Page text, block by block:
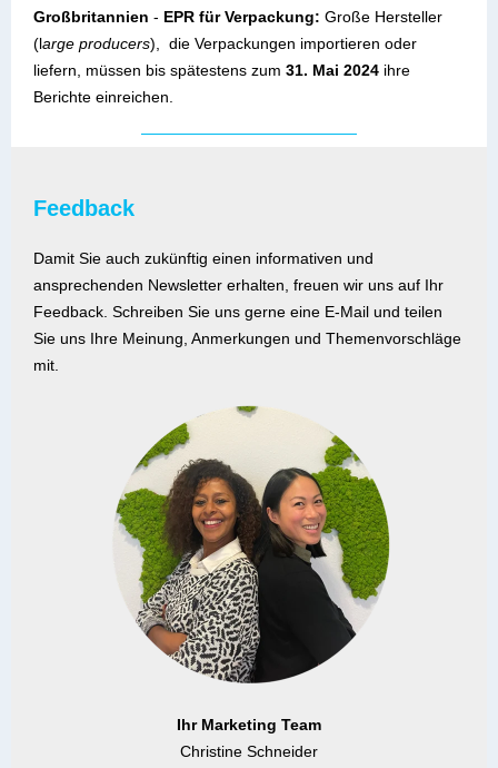
Großbritannien - EPR für Verpackung: Große Hersteller
(large producers), die Verpackungen importieren oder
liefern, müssen bis spätestens zum 31. Mai 2024 ihre
Berichte einreichen.
Feedback
Damit Sie auch zukünftig einen informativen und
ansprechenden Newsletter erhalten, freuen wir uns auf Ihr
Feedback. Schreiben Sie uns gerne eine E-Mail und teilen
Sie uns Ihre Meinung, Anmerkungen und Themenvorschläge
mit.
Ihr Marketing Team
Christine Schneider